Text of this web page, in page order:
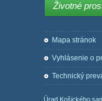
Životné
Mapa stránok
Vyhlásenie o
Technický
Úrad Košického